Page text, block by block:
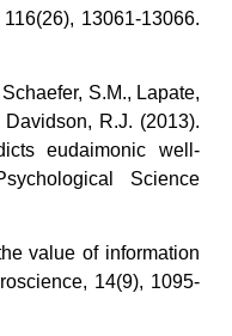
13061-13066.
S.M., Lapate,
R.J. (2013).
eudaimonic well-
Science
value of information
14(9), 1095-